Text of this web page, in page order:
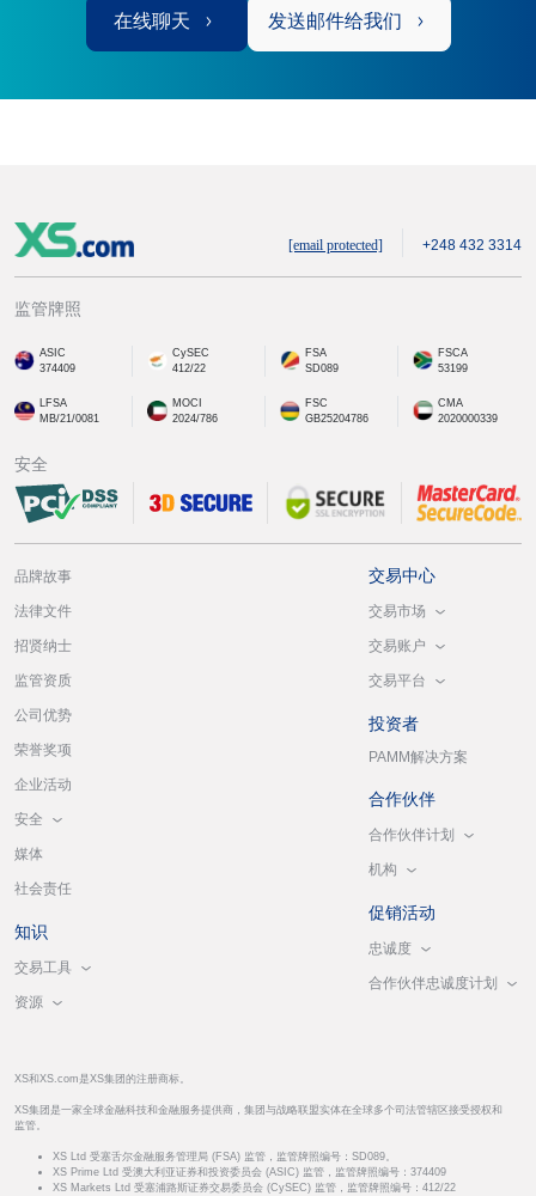
在线聊天 发送邮件给我们
[email protected] +248 432 3314
监管牌照
ASIC
374409
CySEC
412/22
FSA
SD089
FSCA
53199
LFSA
MB/21/0081
MOCI
2024/786
FSC
GB25204786
CMA
2020000339
安全
品牌故事
法律文件
招贤纳士
监管资质
公司优势
荣誉奖项
企业活动
安全
媒体
社会责任
知识
交易工具
资源
交易中心
交易市场
交易账户
交易平台
投资者
PAMM解决方案
合作伙伴
合作伙伴计划
机构
促销活动
忠诚度
合作伙伴忠诚度计划
XS和XS.com是XS集团的注册商标。
XS集团是一家全球金融科技和金融服务提供商，集团与战略联盟实体在全球多个司法管辖区接受授权和
监管。
XS Ltd 受塞舌尔金融服务管理局 (FSA) 监管，监管牌照编号：SD089。
XS Prime Ltd 受澳大利亚证券和投资委员会 (ASIC) 监管，监管牌照编号：374409
XS Markets Ltd 受塞浦路斯证券交易委员会 (CySEC) 监管，监管牌照编号：412/22